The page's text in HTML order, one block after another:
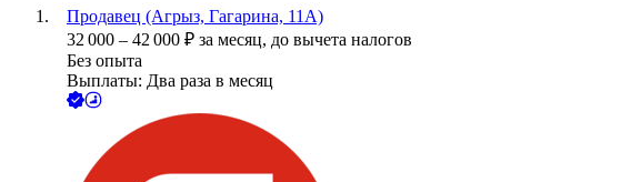
Продавец (Агрыз, Гагарина, 11А)
32 000 – 42 000 ₽ за месяц, до вычета налогов
Без опыта
Выплаты: Два раза в месяц